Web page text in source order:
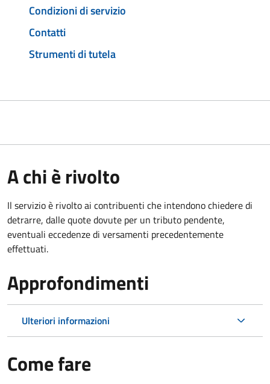
Condizioni di servizio
Contatti
Strumenti di tutela
A chi è rivolto
Il servizio è rivolto ai contribuenti che intendono chiedere di
detrarre, dalle quote dovute per un tributo pendente,
eventuali eccedenze di versamenti precedentemente
effettuati.
Approfondimenti
Ulteriori informazioni
Come fare